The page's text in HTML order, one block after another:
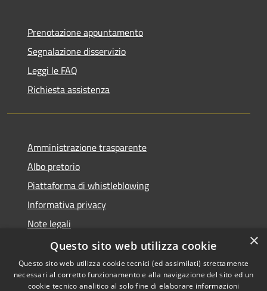
Prenotazione appuntamento
Segnalazione disservizio
Leggi le FAQ
Richiesta assistenza
Amministrazione trasparente
Albo pretorio
Piattaforma di whistleblowing
Informativa privacy
Note legali
Dichiarazione di accessibilità
×
Questo sito web utilizza cookie
Questo sito web utilizza cookie tecnici (ed assimilati) strettamente
necessari al corretto funzionamento e alla navigazione del sito ed un
cookie tecnico analitico al solo fine di elaborare informazioni